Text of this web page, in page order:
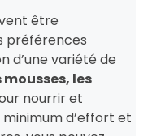
être
préférences
d’une variété de
mousses, les
nourrir et
d’effort et